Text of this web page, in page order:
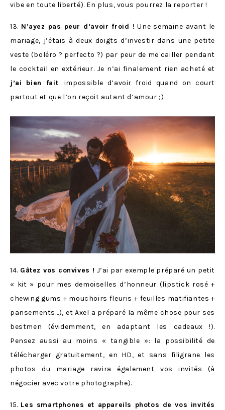
vibe en toute liberté). En plus, vous pourrez la reporter !
13. N’ayez pas peur d’avoir froid ! Une semaine avant le
mariage, j’étais à deux doigts d’investir dans une petite
veste (boléro ? perfecto ?) par peur de me cailler pendant
le cocktail en extérieur. Je n’ai finalement rien acheté et
j’ai bien fait: impossible d’avoir froid quand on court
partout et que l’on reçoit autant d’amour ;)
14. Gâtez vos convives ! J’ai par exemple préparé un petit
« kit » pour mes demoiselles d’honneur (lipstick rosé +
chewing gums + mouchoirs fleuris + feuilles matifiantes +
pansements…), et Axel a préparé la même chose pour ses
bestmen (évidemment, en adaptant les cadeaux !).
Pensez aussi au moins « tangible »: la possibilité de
télécharger gratuitement, en HD, et sans filigrane les
photos du mariage ravira également vos invités (à
négocier avec votre photographe).
15. Les smartphones et appareils photos de vos invités